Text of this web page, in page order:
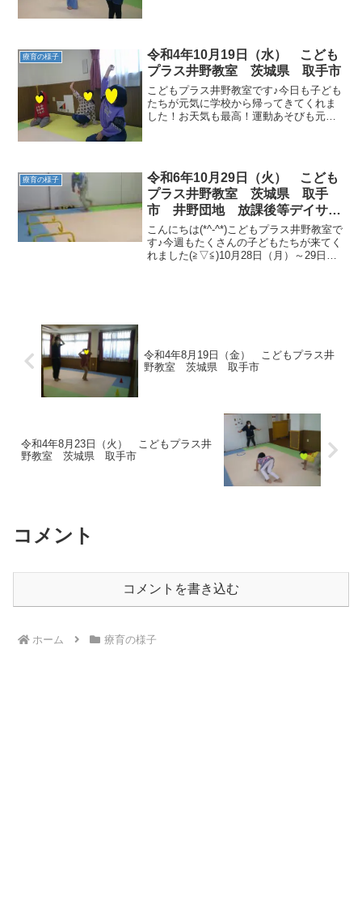
療育の様子
令和4年10月19日（水） こども
プラス井野教室 茨城県 取手市
こどもプラス井野教室です♪今日も子ども
たちが元気に学校から帰ってきてくれま
した！お天気も最高！運動あそびも元気
療育の様子
令和6年10月29日（火） こども
プラス井野教室 茨城県 取手
市 井野団地 放課後等デイサー
ビス 児童発達 運動療育 運動
遊び ADHD 療育 発達障がい
こんにちは(*^-^*)こどもプラス井野教室で
す♪今週もたくさんの子どもたちが来てく
れました(≧▽≦)10月28日（月）～29日
令和4年8月19日（金） こどもプラス井
野教室 茨城県 取手市
令和4年8月23日（火） こどもプラス井
野教室 茨城県 取手市
コメント
コメントを書き込む
ホーム 療育の様子